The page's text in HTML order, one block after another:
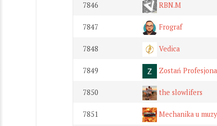
7846 RBN.M
7847 Frograf
7848 Vedica
7849 Zostań
7850 the slowlifers
7851 Mechanika u